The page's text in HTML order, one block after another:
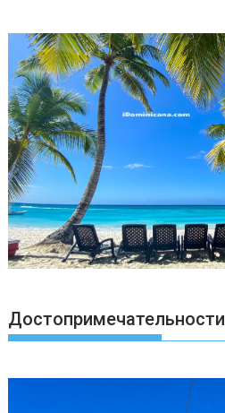
Достопримечательности